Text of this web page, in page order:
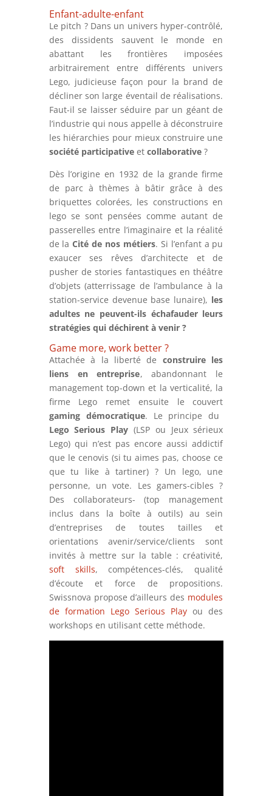
Enfant-adulte-enfant
Le pitch ? Dans un univers hyper-contrôlé,
des dissidents sauvent le monde en
abattant les frontières imposées
arbitrairement entre différents univers
Lego, judicieuse façon pour la brand de
décliner son large éventail de réalisations.
Faut-il se laisser séduire par un géant de
l’industrie qui nous appelle à déconstruire
les hiérarchies pour mieux construire une
société participativeet collaborative?
Dès l’origine en 1932 de la grande firme
de parc à thèmes à bâtir grâce à des
briquettes colorées, les constructions en
lego se sont pensées comme autant de
passerelles entre l’imaginaire et la réalité
de laCité de nos métiers. Si l’enfant a pu
exaucer ses rêves d’architecte et de
pusher de stories fantastiques en théâtre
d’objets (atterrissage de l’ambulance à la
station-service devenue base lunaire), les
adultes ne peuvent-ils échafauder leurs
stratégies qui déchirent à venir ?
Game more, work better ?
Attachée à la liberté de construire les
liens en entreprise, abandonnant le
management top-down et la verticalité, la
firme Lego remet ensuite le couvert
gaming démocratique. Le principe du
Lego Serious Play (LSP ou Jeux sérieux
Lego) qui n’est pas encore aussi addictif
que le cenovis (si tu aimes pas, choose ce
que tu like à tartiner) ? Un lego, une
personne, un vote. Les gamers-cibles ?
Des collaborateurs- (top management
inclus dans la boîte à outils) au sein
d’entreprises de toutes tailles et
orientations avenir/service/clients sont
invités à mettre sur la table : créativité,
soft skills, compétences-clés, qualité
d’écoute et force de propositions.
Swissnova propose d’ailleurs des modules
de formation Lego Serious Play ou des
workshops en utilisant cette méthode.